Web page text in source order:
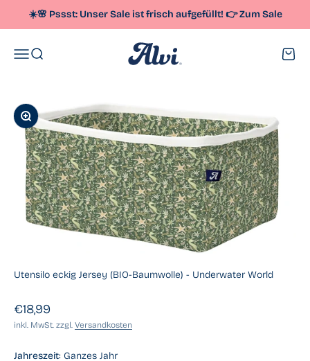
☀️🌸 Pssst: UnserSaleist frisch aufgefüllt! 👉 Zum Sale
MenüSuche Alvi
Bild vergrößern
Utensilo eckig Jersey (BIO-Baumwolle) - Underwater World
Angebot
€18,99
inkl. MwSt. zzgl. Versandkosten
Jahreszeit: Ganzes Jahr